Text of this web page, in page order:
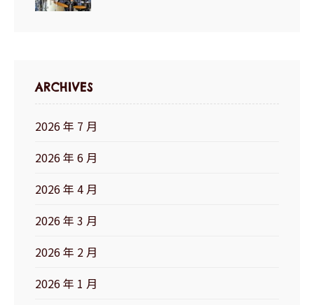
ARCHIVES
2026 年 7 月
2026 年 6 月
2026 年 4 月
2026 年 3 月
2026 年 2 月
2026 年 1 月